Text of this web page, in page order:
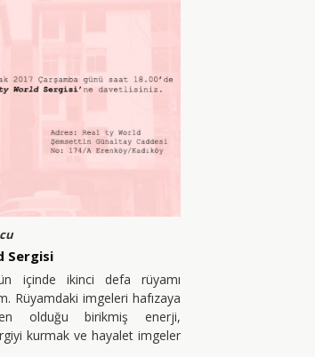
Sergisi
içinde ikinci defa rüyamı
Rüyamdaki imgeleri hafızaya
olduğu birikmiş enerji,
kurmak ve hayalet imgeler